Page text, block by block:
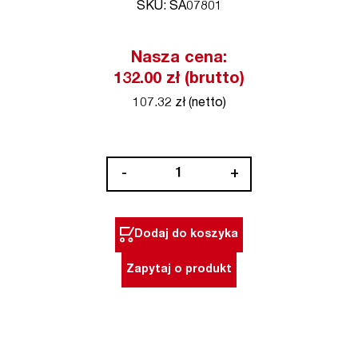
SKU: SA07801
Nasza cena:
132.00 zł (brutto)
107.32 zł (netto)
-
typ
AL
200
+
Dodaj do koszyka
Zapytaj o produkt